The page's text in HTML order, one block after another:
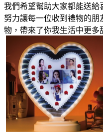
我們希望幫助大家都能送給
努力讓每一位收到禮物的朋
物，帶來了你我生活中更多